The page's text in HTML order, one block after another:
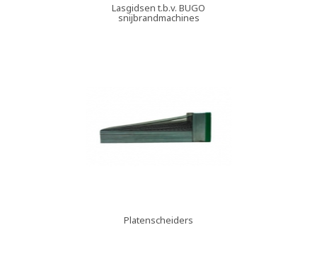
Lasgidsen t.b.v. BUGO
snijbrandmachines
Platenscheiders